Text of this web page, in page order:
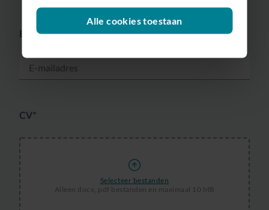
Alle cookies toestaan
E-mailadres*
CV*
Selecteer bestanden
Alleen docx, pdf bestanden en maximaal 10 MB